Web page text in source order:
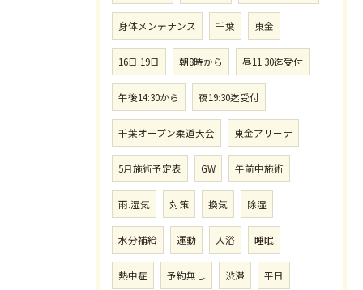
身体メンテナンス 千葉 東金
16日.19日 朝8時から 昼11:30迄受付
午後14:30から 夜19:30迄受付
千葉オープン柔道大会 東金アリーナ
5月施術予定表 GW 午前中施術
雨.湿気 対策 換気 除湿
水分補給 運動 入浴 睡眠
熱中症 予約無し 渋滞 平日